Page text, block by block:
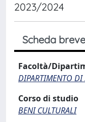
2023/2024
Scheda breve
Facoltà/
DIPARTIMENTO DI
Corso di studio
BENI CULTURALI